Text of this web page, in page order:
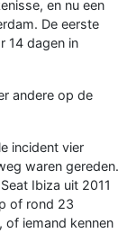
en nu een
De eerste
14 dagen in
andere op de
incident vier
waren gereden.
Ibiza uit 2011
of rond 23
of iemand kennen